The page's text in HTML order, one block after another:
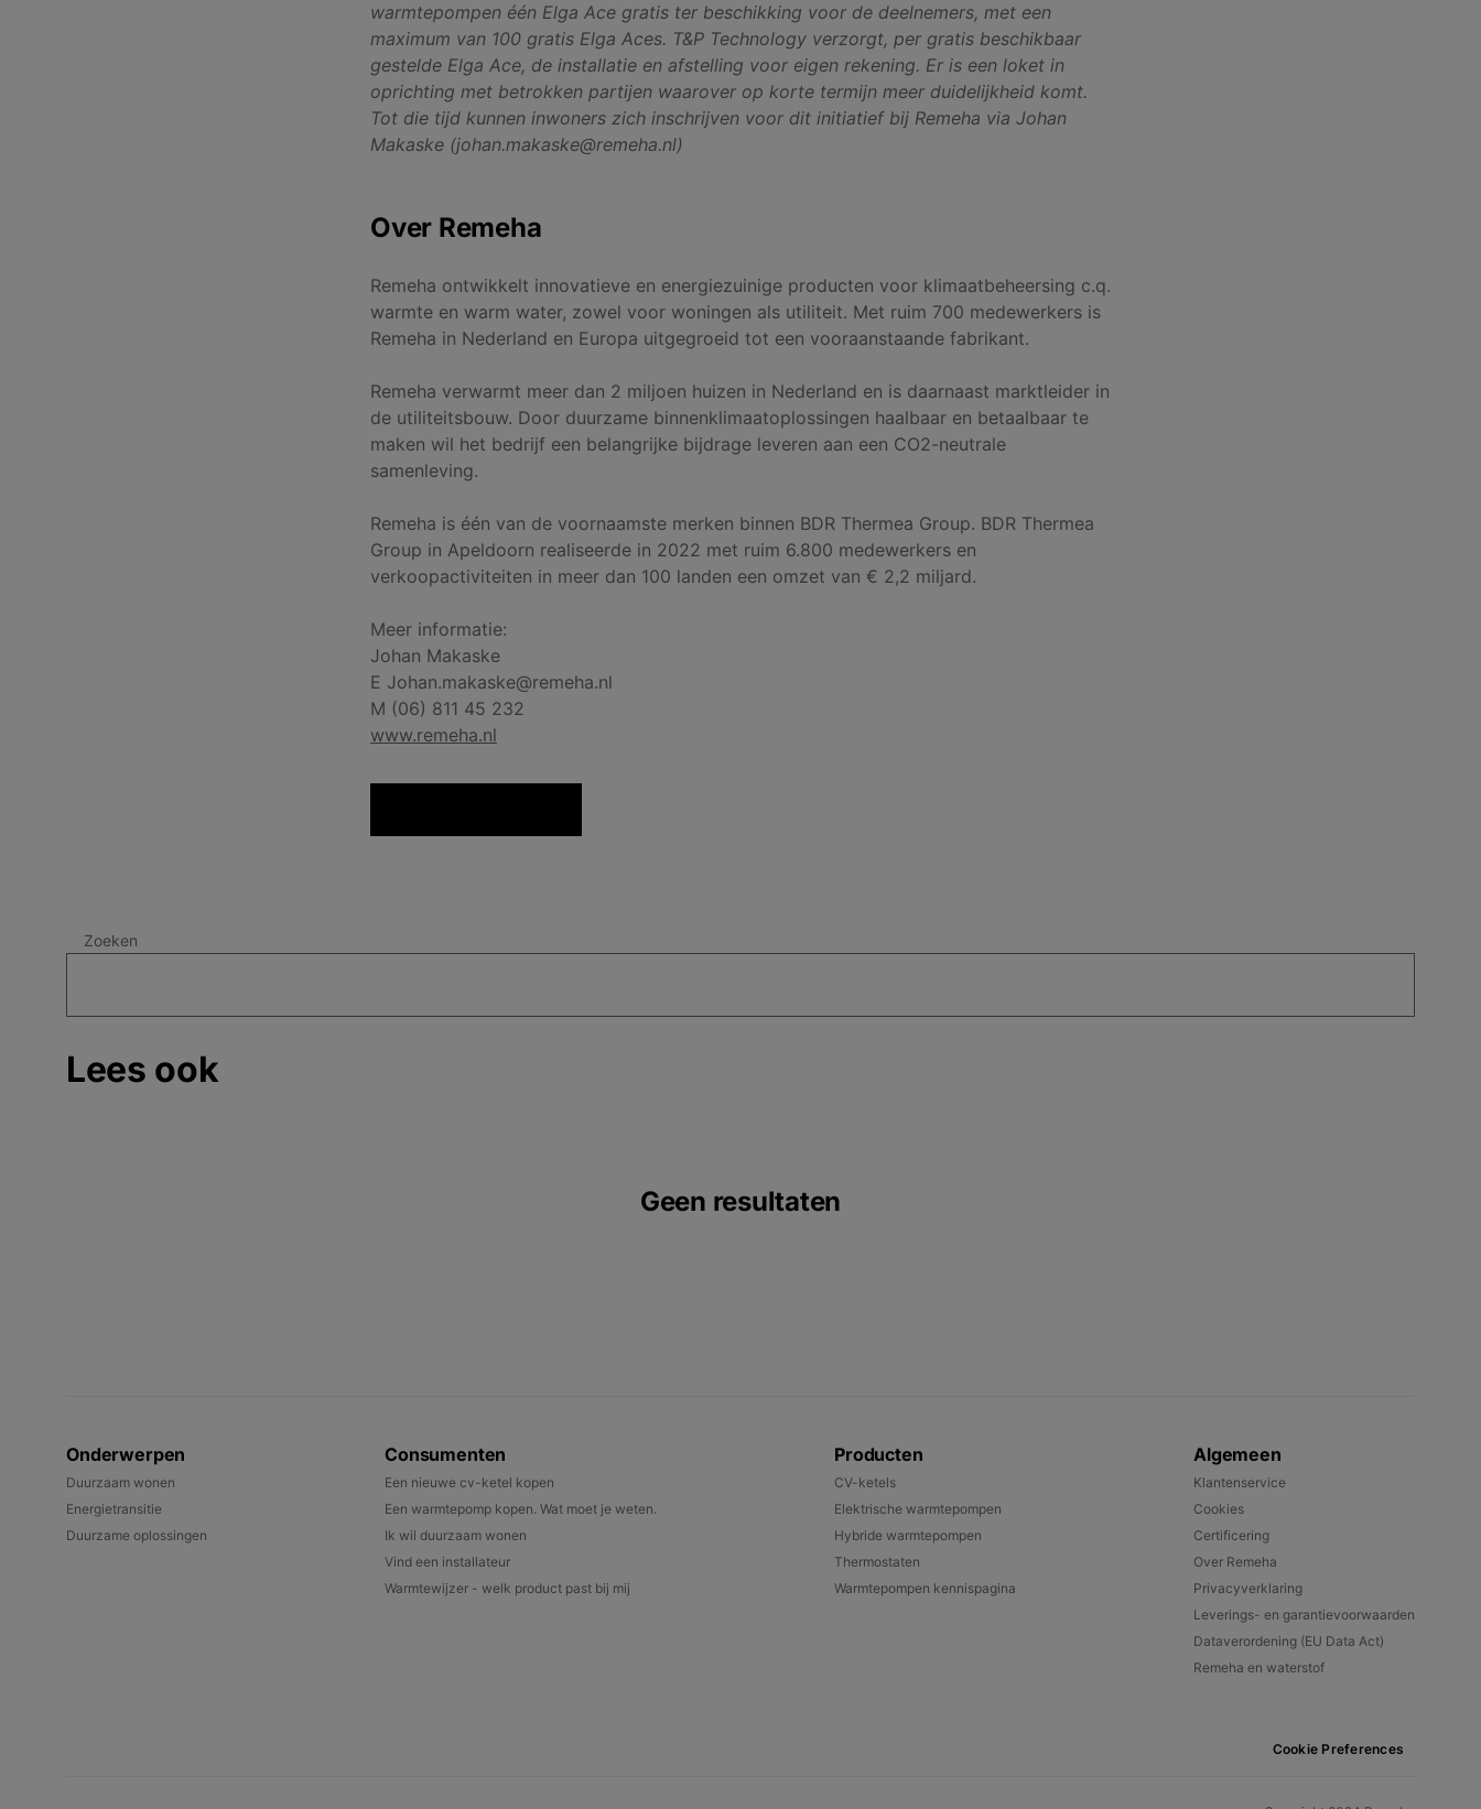
warmtepompen één Elga Ace gratis ter beschikking voor de deelnemers, met een
maximum van 100 gratis Elga Aces. T&P Technology verzorgt, per gratis beschikbaar
gestelde Elga Ace, de installatie en afstelling voor eigen rekening. Er is een loket in
oprichting met betrokken partijen waarover op korte termijn meer duidelijkheid komt.
Tot die tijd kunnen inwoners zich inschrijven voor dit initiatief bij Remeha via Johan
Makaske (johan.makaske@remeha.nl)
Over Remeha
Remeha ontwikkelt innovatieve en energiezuinige producten voor klimaatbeheersing c.q.
warmte en warm water, zowel voor woningen als utiliteit. Met ruim 700 medewerkers is
Remeha in Nederland en Europa uitgegroeid tot een vooraanstaande fabrikant.
Remeha verwarmt meer dan 2 miljoen huizen in Nederland en is daarnaast marktleider in
de utiliteitsbouw. Door duurzame binnenklimaatoplossingen haalbaar en betaalbaar te
maken wil het bedrijf een belangrijke bijdrage leveren aan een CO2-neutrale
samenleving.
Remeha is één van de voornaamste merken binnen BDR Thermea Group. BDR Thermea
Group in Apeldoorn realiseerde in 2022 met ruim 6.800 medewerkers en
verkoopactiviteiten in meer dan 100 landen een omzet van € 2,2 miljard.
Meer informatie:
Johan Makaske
E Johan.makaske@remeha.nl
M (06) 811 45 232
www.remeha.nl
Zoeken
Lees ook
Geen resultaten
Onderwerpen
Duurzaam wonen
Energietransitie
Duurzame oplossingen
Consumenten
Een nieuwe cv-ketel kopen
Een warmtepomp kopen. Wat moet je weten.
Ik wil duurzaam wonen
Vind een installateur
Warmtewijzer - welk product past bij mij
Producten
CV-ketels
Elektrische warmtepompen
Hybride warmtepompen
Thermostaten
Warmtepompen kennispagina
Algemeen
Klantenservice
Cookies
Certificering
Over Remeha
Privacyverklaring
Leverings- en garantievoorwaarden
Dataverordening (EU Data Act)
Remeha en waterstof
Cookie Preferences